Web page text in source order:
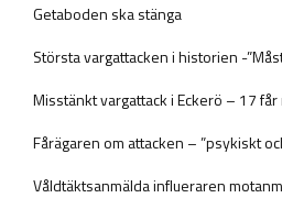
Getaboden ska stänga
Största vargattacken i historien -
Misstänkt vargattack i Eckerö – 17
Fårägaren om attacken – ”psykiskt
Våldtäktsanmälda influeraren